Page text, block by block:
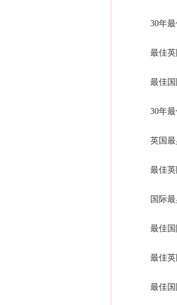
30年最佳
最佳英国
最佳国
30年最佳
英国最
最佳英国
国际最具
最佳国际
最佳英
最佳国际